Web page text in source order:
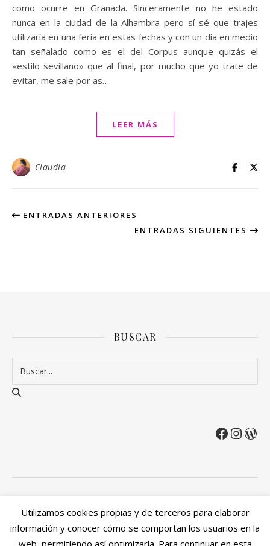
como ocurre en Granada. Sinceramente no he estado
nunca en la ciudad de la Alhambra pero sí sé que trajes
utilizaría en una feria en estas fechas y con un día en medio
tan señalado como es el del Corpus aunque quizás el
«estilo sevillano» que al final, por mucho que yo trate de
evitar, me sale por as…
LEER MÁS
Claudia
ENTRADAS ANTERIORES
ENTRADAS SIGUIENTES
BUSCAR
Política de privacidad Política de devoluciones y reembolsos
Mi cuenta
Utilizamos cookies propias y de terceros para elaborar
información y conocer cómo se comportan los usuarios en la
web, permitiendo así optimizarla. Para continuar en esta